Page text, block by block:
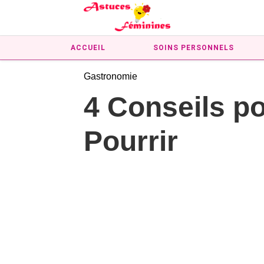
ACCUEIL SOINS PERSONNELS
Gastronomie
4 Conseils
Pourrir